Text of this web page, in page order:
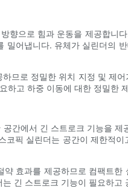
향으로 힘과 운동을 제공합
어냅니다. 유체가 실린더의
므로 정밀한 위치 지정 및 제
하고 하중 이동에 대한 정밀한
간에서 긴 스트로크 기능을
픽 실린더는 공간이 제한적
효과를 제공하므로 컴팩트
긴 스트로크 기능이 필요하